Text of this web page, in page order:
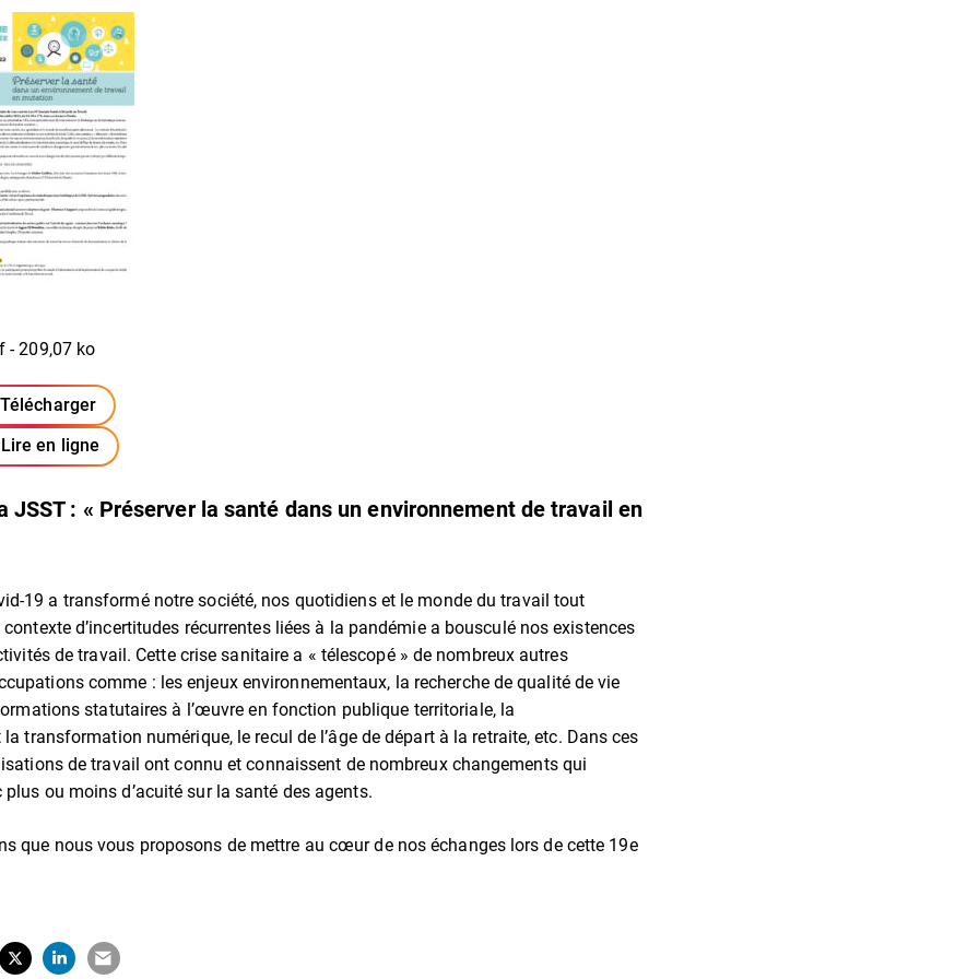
- 209,07 ko
Télécharger
(ouverture dans un nouvel onglet)
Lire en ligne
JSST : « Préserver la santé dans un environnement de travail en
19 a transformé notre société, nos quotidiens et le monde du travail tout
d’incertitudes récurrentes liées à la pandémie a bousculé nos existences
de travail. Cette crise sanitaire a « télescopé » de nombreux autres
comme : les enjeux environnementaux, la recherche de qualité de vie
statutaires à l’œuvre en fonction publique territoriale, la
transformation numérique, le recul de l’âge de départ à la retraite, etc. Dans ces
de travail ont connu et connaissent de nombreux changements qui
ou moins d’acuité sur la santé des agents.
que nous vous proposons de mettre au cœur de nos échanges lors de cette 19e
sur Facebook
dans un nouvel onglet)
Partager sur X (Twitter)
(ouverture dans un nouvel onglet)
Partager sur LinkedIn
(ouverture dans un nouvel onglet)
Partager par e-mail
(ouverture dans un nouvel onglet)